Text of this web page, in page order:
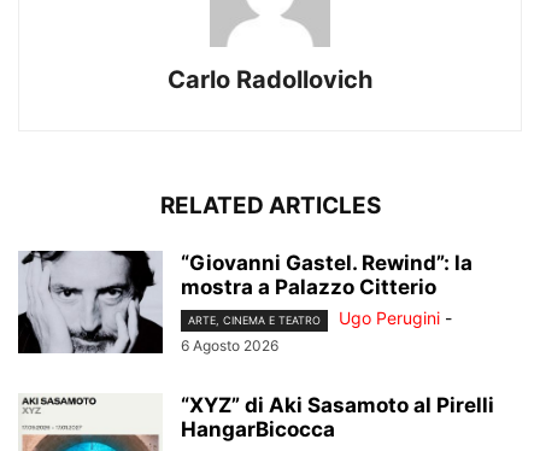
Carlo Radollovich
RELATED ARTICLES
“Giovanni Gastel. Rewind”: la
mostra a Palazzo Citterio
ARTE, CINEMA E TEATRO Ugo Perugini -
6 Agosto 2026
“XYZ” di Aki Sasamoto al Pirelli
HangarBicocca